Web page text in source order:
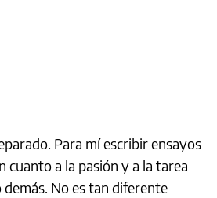
Para mí escribir ensayos
cuanto a la pasión y a la tarea
No es tan diferente